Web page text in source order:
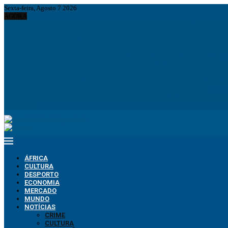
Sexta-feira, Agosto 7 2026
ÁFRICA
CULTURA
DESPORTO
ECONOMIA
MERCADO
MUNDO
NOTÍCIAS
CRIME
CULTURA